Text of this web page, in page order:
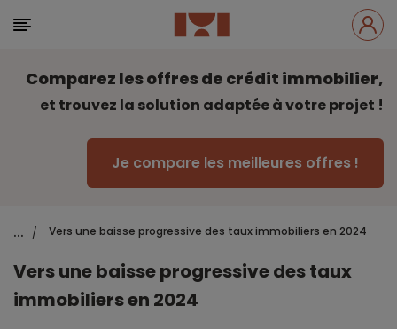
Comparez les offres de crédit immobilier,
et trouvez la solution adaptée à votre projet !
Je compare les meilleures offres !
... / Vers une baisse progressive des taux immobiliers en 2024
Vers une baisse progressive des taux
immobiliers en 2024